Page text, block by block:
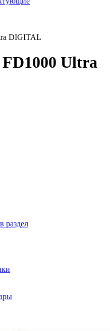
DIGITAL
Ultra